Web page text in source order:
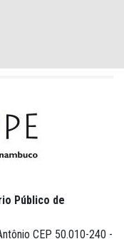
Público de
CEP 50.010-240 -